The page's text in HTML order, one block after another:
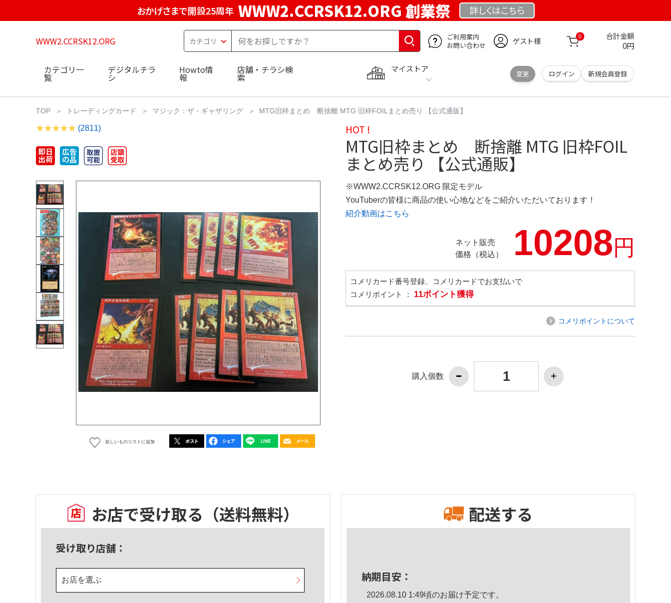
おかげさまで開設25周年 WWW2.CCRSK12.ORG 創業祭 詳しくはこちら
WWW2.CCRSK12.ORG
ご利用案内
お問い合わせ
ゲスト様 0 合計金額
0円
マイストア
変更 ログイン 新規会員登録
カテゴリ一
覧
デジタルチラ
シ
Howto情
報
店舗・チラシ検
索
TOP トレーディングカード マジック：ザ・ギャザリング MTG旧枠まとめ 断捨離 MTG 旧枠FOILまとめ売り 【公式通販】
(2811)
欲しいものリストに追加
HOT !
MTG旧枠まとめ 断捨離 MTG 旧枠FOIL
まとめ売り 【公式通販】
※WWW2.CCRSK12.ORG 限定モデル
YouTuberの皆様に商品の使い心地などをご紹介いただいております！
紹介動画はこちら
ネット販売
価格（税込）
10208円
コメリカード番号登録、コメリカードでお支払いで
コメリポイント ： 11ポイント獲得
コメリポイントについて
購入個数
お店で受け取る （送料無料）
受け取り店舗：
お店を選ぶ
配送する
納期目安：
2026.08.10 1:49頃のお届け予定です。